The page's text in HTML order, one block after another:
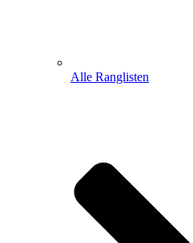
Alle Ranglisten